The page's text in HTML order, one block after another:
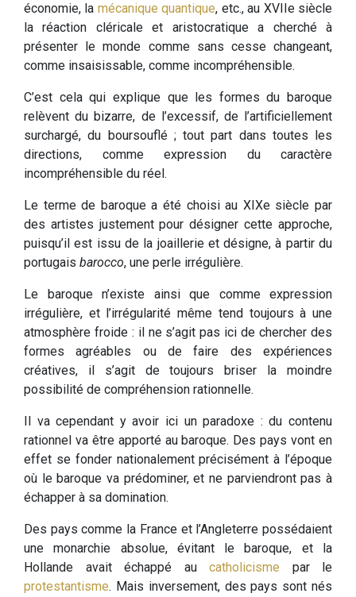
économie, la mécanique quantique, etc., au XVIIe siècle
la réaction cléricale et aristocratique a cherché à
présenter le monde comme sans cesse changeant,
comme insaisissable, comme incompréhensible.
C’est cela qui explique que les formes du baroque
relèvent du bizarre, de l’excessif, de l’artificiellement
surchargé, du boursouflé ; tout part dans toutes les
directions, comme expression du caractère
incompréhensible du réel.
Le terme de baroque a été choisi au XIXe siècle par
des artistes justement pour désigner cette approche,
puisqu’il est issu de la joaillerie et désigne, à partir du
portugais barocco, une perle irrégulière.
Le baroque n’existe ainsi que comme expression
irrégulière, et l’irrégularité même tend toujours à une
atmosphère froide : il ne s’agit pas ici de chercher des
formes agréables ou de faire des expériences
créatives, il s’agit de toujours briser la moindre
possibilité de compréhension rationnelle.
Il va cependant y avoir ici un paradoxe : du contenu
rationnel va être apporté au baroque. Des pays vont en
effet se fonder nationalement précisément à l’époque
où le baroque va prédominer, et ne parviendront pas à
échapper à sa domination.
Des pays comme la France et l’Angleterre possédaient
une monarchie absolue, évitant le baroque, et la
Hollande avait échappé au catholicisme par le
protestantisme. Mais inversement, des pays sont nés